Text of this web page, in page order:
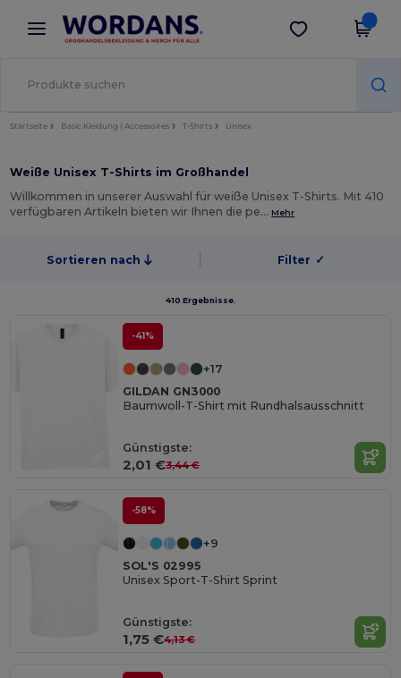
× Wordans App
Bessere Preise in der App!
App holen
Startseite Basic Kleidung | Accessoires T-Shirts Unisex
Weiße Unisex T-Shirts im Großhandel
Willkommen in unserer Auswahl für weiße Unisex T-Shirts. Mit 410
verfügbaren Artikeln bieten wir Ihnen die pe… Mehr
Sortieren nach Filter ✓
410 Ergebnisse.
-41%
+17
GILDAN GN3000
Baumwoll-T-Shirt mit Rundhalsausschnitt
Günstigste:
2,01 €3,44 €
-58%
+9
SOL'S 02995
Unisex Sport-T-Shirt Sprint
Günstigste:
1,75 €4,13 €